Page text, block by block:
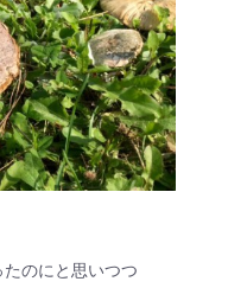
のにと思いつつ